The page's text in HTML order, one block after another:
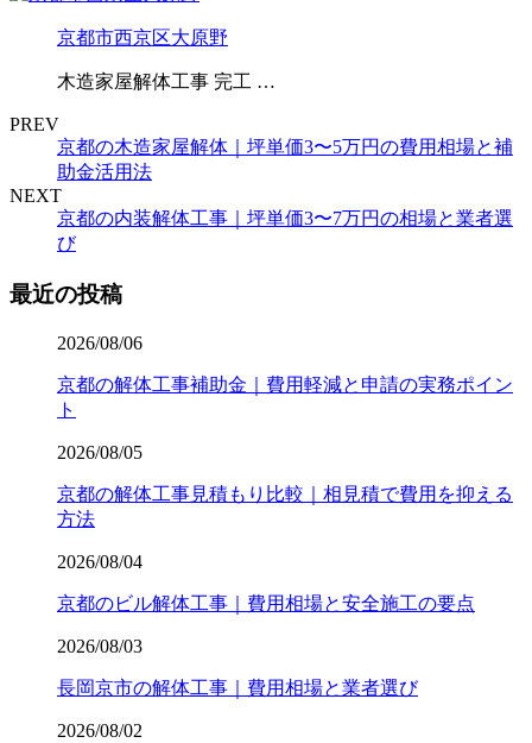
京都市西京区大原野
木造家屋解体工事 完工 …
PREV
京都の木造家屋解体｜坪単価3〜5万円の費用相場と補
助金活用法
NEXT
京都の内装解体工事｜坪単価3〜7万円の相場と業者選
び
最近の投稿
2026/08/06
京都の解体工事補助金｜費用軽減と申請の実務ポイン
ト
2026/08/05
京都の解体工事見積もり比較｜相見積で費用を抑える
方法
2026/08/04
京都のビル解体工事｜費用相場と安全施工の要点
2026/08/03
長岡京市の解体工事｜費用相場と業者選び
2026/08/02